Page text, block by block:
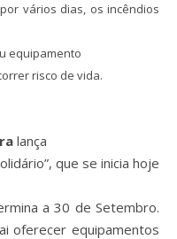
vários dias, os incêndios
equipamento
risco de vida.
lança
que se inicia hoje
a 30 de Setembro.
oferecer equipamentos